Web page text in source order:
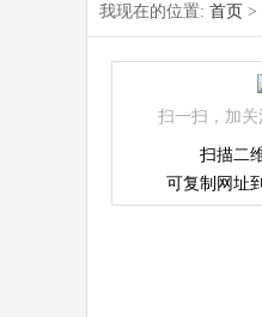
我现在的位置: 首页 >
扫一扫，加关
扫描二
可复制网址